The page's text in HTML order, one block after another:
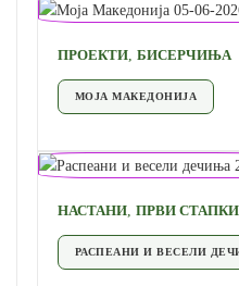
ПРОЕКТИ, БИСЕРЧИЊА
МОЈА МАКЕДОНИЈА
НАСТАНИ, ПРВИ СТАПКИ
РАСПЕАНИ И ВЕСЕЛИ